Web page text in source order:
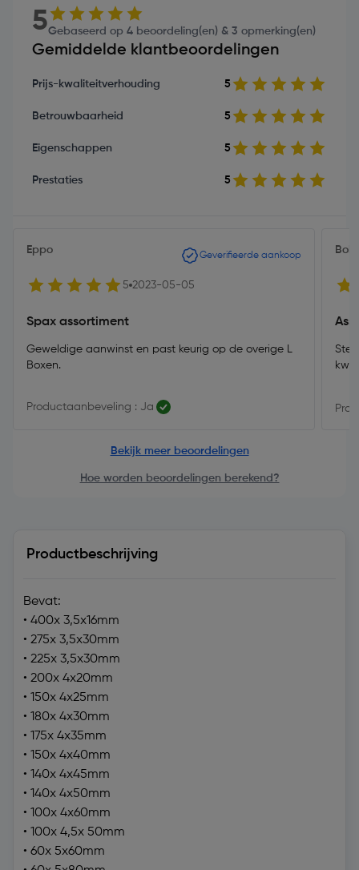
5Gebaseerd op 4 beoordeling(en) & 3 opmerking(en)
Gemiddelde klantbeoordelingen
Prijs-kwaliteitverhouding 5
Betrouwbaarheid 5
Eigenschappen 5
Prestaties 5
Eppo Geverifieerde aankoop
5 2023-05-05
Spax assortiment
Geweldige aanwinst en past keurig op de overige L
Boxen.
Productaanbeveling : Ja
Bekijk meer beoordelingen
Hoe worden beoordelingen berekend?
Productbeschrijving
Bevat:
• 400x 3,5x16mm
• 275x 3,5x30mm
• 225x 3,5x30mm
• 200x 4x20mm
• 150x 4x25mm
• 180x 4x30mm
• 175x 4x35mm
• 150x 4x40mm
• 140x 4x45mm
• 140x 4x50mm
• 100x 4x60mm
• 100x 4,5x 50mm
• 60x 5x60mm